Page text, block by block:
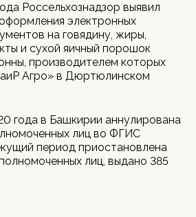
Россельхознадзор выявил
электронных
на говядину, жиры,
и сухой яичный порошок
производителем которых
Агро» в Дюртюлинском
года в Башкирии аннулирована
лиц во ФГИС
период приостановлена
лиц, выдано 385